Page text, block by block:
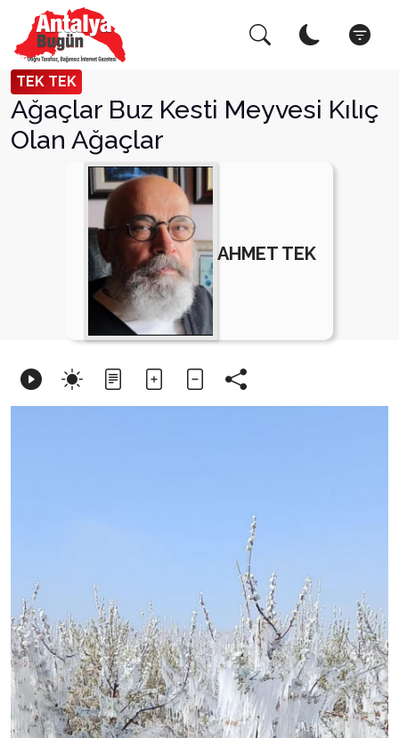
TEK TEK
Ağaçlar Buz Kesti Meyvesi Kılıç
Olan Ağaçlar
AHMET TEK
Arama Yap! Kapat